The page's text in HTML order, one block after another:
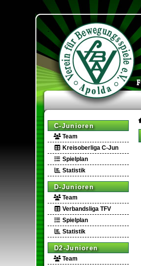
C-Junioren
Team
Kreisoberliga C-Jun
Spielplan
Statistik
D-Junioren
Team
Verbandsliga TFV
Spielplan
Statistik
D2-Junioren
Team